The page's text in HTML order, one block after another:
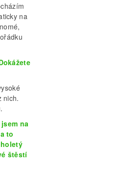
na
nich.
na
to
štěstí